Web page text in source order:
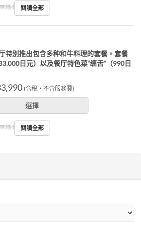
授權）閱讀全部
特别推出包含多种和牛料理的套餐。套餐
日元）以及餐厅特色菜“缠舌”（990日
(含稅・不含服務費)
選擇
授權）閱讀全部